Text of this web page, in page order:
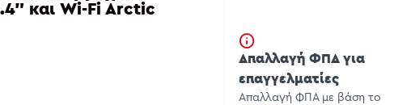
και Wi-Fi Arctic
Απαλλαγή ΦΠΑ για
επαγγελματίες
Απαλλαγή ΦΠΑ με βάση το